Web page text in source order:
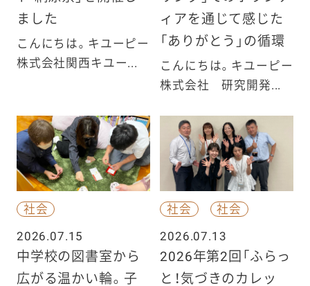
ました
こんにちは。キユーピー
株式会社関西キユー...
ィアを通じて感じた
「ありがとう」の循環
こんにちは。キユーピー
株式会社 研究開発...
社会
2026.07.15
中学校の図書室から
広がる温かい輪。子
社会
社会
2026.07.13
2026年第2回「ふらっ
と！気づきのカレッ